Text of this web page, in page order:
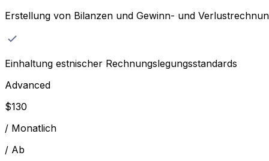
Erstellung von Bilanzen und Gewinn- und
Einhaltung estnischer Rechnungslegungsstandards
Advanced
$130
/ Monatlich
/ Ab